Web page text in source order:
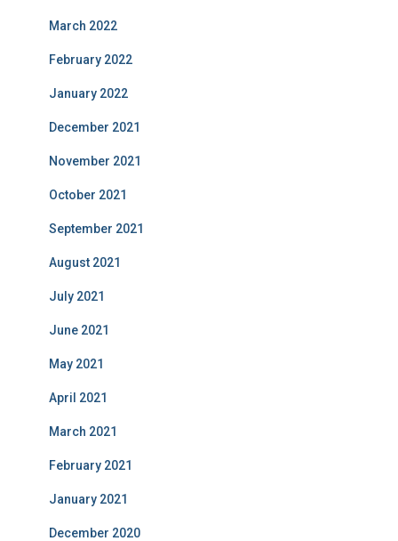
March 2022
February 2022
January 2022
December 2021
November 2021
October 2021
September 2021
August 2021
July 2021
June 2021
May 2021
April 2021
March 2021
February 2021
January 2021
December 2020